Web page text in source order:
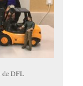
de DFL